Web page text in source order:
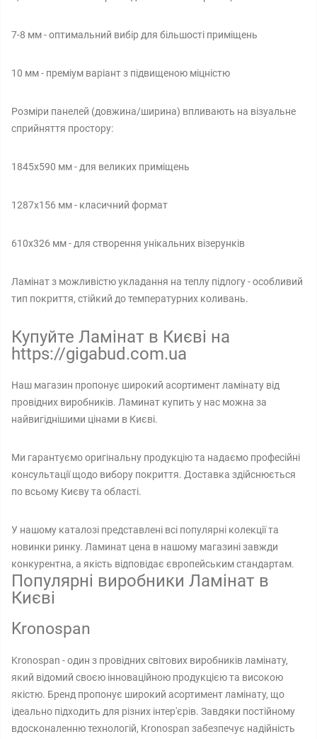
7-8 мм - оптимальний вибір для більшості приміщень
10 мм - преміум варіант з підвищеною міцністю
Розміри панелей (довжина/ширина) впливають на візуальне
сприйняття простору:
1845х590 мм - для великих приміщень
1287х156 мм - класичний формат
610х326 мм - для створення унікальних візерунків
Ламінат з можливістю укладання на теплу підлогу - особливий
тип покриття, стійкий до температурних коливань.
Купуйте Ламінат в Києві на
https://gigabud.com.ua
Наш магазин пропонує широкий асортимент ламінату від
провідних виробників. Ламинат купить у нас можна за
найвигіднішими цінами в Києві.
Ми гарантуємо оригінальну продукцію та надаємо професійні
консультації щодо вибору покриття. Доставка здійснюється
по всьому Києву та області.
У нашому каталозі представлені всі популярні колекції та
новинки ринку. Ламинат цена в нашому магазині завжди
конкурентна, а якість відповідає європейським стандартам.
Популярні виробники Ламінат в
Києві
Kronospan
Kronospan - один з провідних світових виробників ламінату,
який відомий своєю інноваційною продукцією та високою
якістю. Бренд пропонує широкий асортимент ламінату, що
ідеально підходить для різних інтер'єрів. Завдяки постійному
вдосконаленню технологій, Kronospan забезпечує надійність